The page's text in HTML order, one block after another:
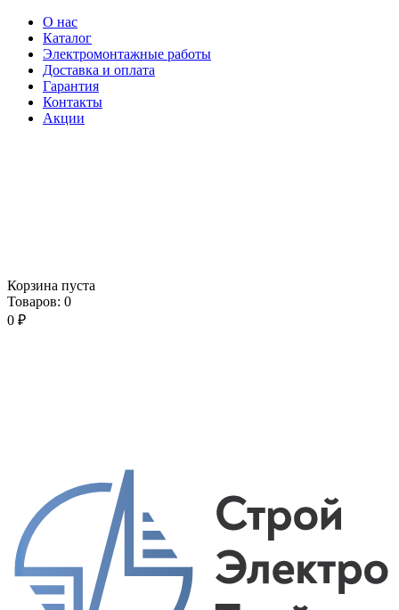
О нас
Каталог
Электромонтажные работы
Доставка и оплата
Гарантия
Контакты
Акции
Корзина пуста
Товаров: 0
0 ₽